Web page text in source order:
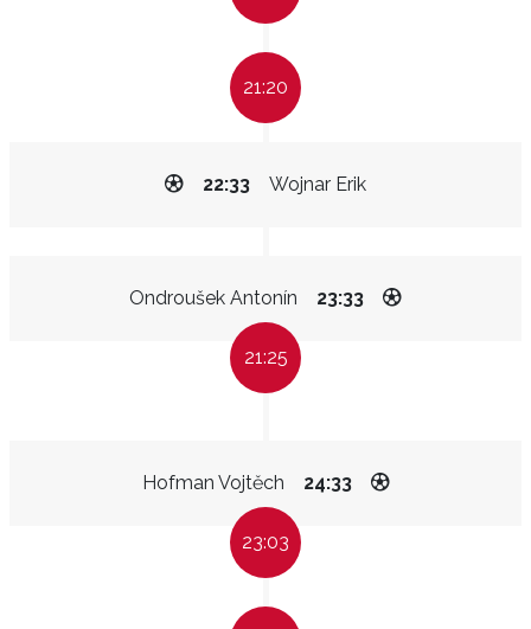
21:20
Wojnar Erik
22:33
Ondroušek Antonín 23:33
21:25
Hofman Vojtěch 24:33
23:03